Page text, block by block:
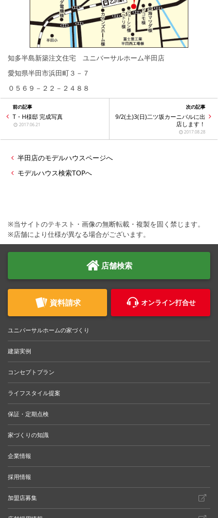
知多半島新築注文住宅 ユニバーサルホーム半田店
愛知県半田市浜田町３－７
０５６９－２２－２４８８
前の記事
T・H様邸 完成写真
2017.06.21
次の記事
9/2(土)3(日)二ツ坂カーニバルに出
店します！
2017.08.28
半田店のモデルハウスページへ
モデルハウス検索TOPへ
※当サイトのテキスト・画像の無断転載・複製を固く禁じます。
※店舗により仕様が異なる場合がございます。
店舗検索
資料請求 オンライン打合せ
ユニバーサルホームの家づくり
建築実例
コンセプトプラン
ライフスタイル提案
保証・定期点検
家づくりの知識
企業情報
採用情報
加盟店募集